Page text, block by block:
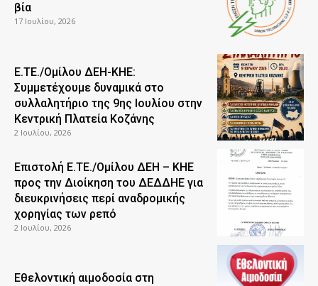
βία
17 Ιουλίου, 2026
Ε.ΤΕ./Ομίλου ΔΕΗ-ΚΗΕ:
Συμμετέχουμε δυναμικά στο
συλλαλητήριο της 9ης Ιουλίου στην
Κεντρική Πλατεία Κοζάνης
2 Ιουλίου, 2026
Επιστολή Ε.ΤΕ./Ομίλου ΔΕΗ – ΚΗΕ
προς την Διοίκηση του ΔΕΔΔΗΕ για
διευκρινήσεις περί αναδρομικής
χορηγίας των ρεπό
2 Ιουλίου, 2026
Εθελοντική αιμοδοσία στη